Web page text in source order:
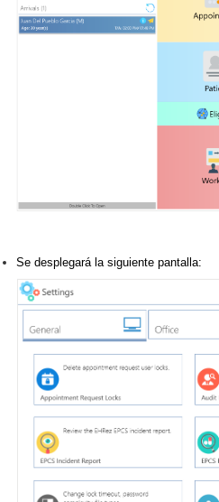
Se desplegará la siguiente pantalla: